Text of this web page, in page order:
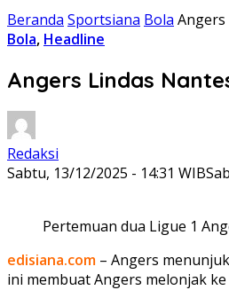
Beranda Sportsiana Bola Angers
Bola, Headline
Angers Lindas
Redaksi
Sabtu, 13/12/2025 - 14:31 WIB
Pertemuan dua Ligue 1
edisiana.com – Angers
ini membuat Angers melonjak